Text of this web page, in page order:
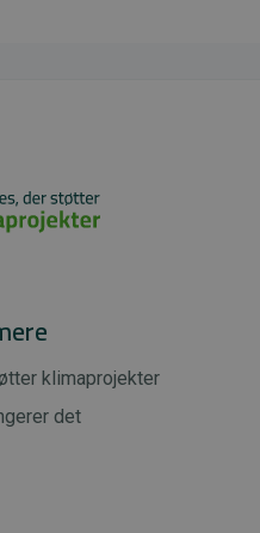
klimaprojekter
det